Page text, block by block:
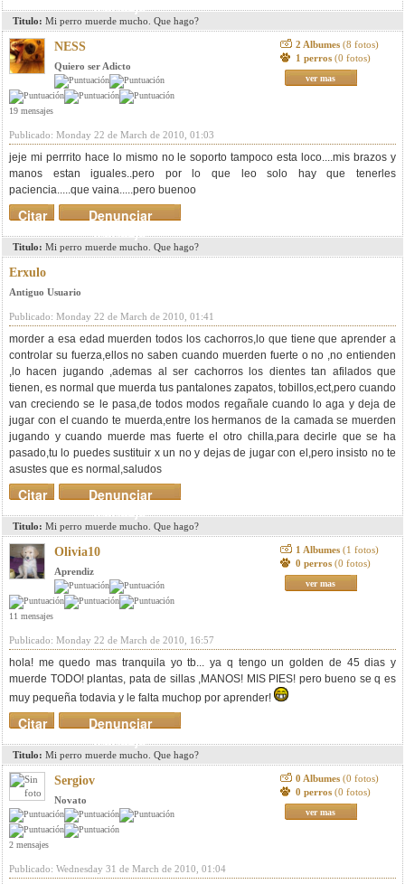
mensaje
Titulo: Mi perro muerde mucho. Que hago?
NESS
Quiero ser Adicto
19 mensajes
2 Albumes (8 fotos)
1 perros (0 fotos)
ver mas
Publicado: Monday 22 de March de 2010, 01:03
jeje mi perrrito hace lo mismo no le soporto tampoco esta loco....mis brazos y
manos estan iguales..pero por lo que leo solo hay que tenerles
paciencia.....que vaina.....pero buenoo
Denunciar
mensaje
Citar
Titulo: Mi perro muerde mucho. Que hago?
Erxulo
Antiguo Usuario
Publicado: Monday 22 de March de 2010, 01:41
morder a esa edad muerden todos los cachorros,lo que tiene que aprender a
controlar su fuerza,ellos no saben cuando muerden fuerte o no ,no entienden
,lo hacen jugando ,ademas al ser cachorros los dientes tan afilados que
tienen, es normal que muerda tus pantalones zapatos, tobillos,ect,pero cuando
van creciendo se le pasa,de todos modos regañale cuando lo aga y deja de
jugar con el cuando te muerda,entre los hermanos de la camada se muerden
jugando y cuando muerde mas fuerte el otro chilla,para decirle que se ha
pasado,tu lo puedes sustituir x un no y dejas de jugar con el,pero insisto no te
asustes que es normal,saludos
Denunciar
mensaje
Citar
Titulo: Mi perro muerde mucho. Que hago?
Olivia10
Aprendiz
11 mensajes
1 Albumes (1 fotos)
0 perros (0 fotos)
ver mas
Publicado: Monday 22 de March de 2010, 16:57
hola! me quedo mas tranquila yo tb... ya q tengo un golden de 45 dias y
muerde TODO! plantas, pata de sillas ,MANOS! MIS PIES! pero bueno se q es
muy pequeña todavia y le falta muchop por aprender!
Denunciar
mensaje
Citar
Titulo: Mi perro muerde mucho. Que hago?
Sergiov
Novato
2 mensajes
0 Albumes (0 fotos)
0 perros (0 fotos)
ver mas
Publicado: Wednesday 31 de March de 2010, 01:04